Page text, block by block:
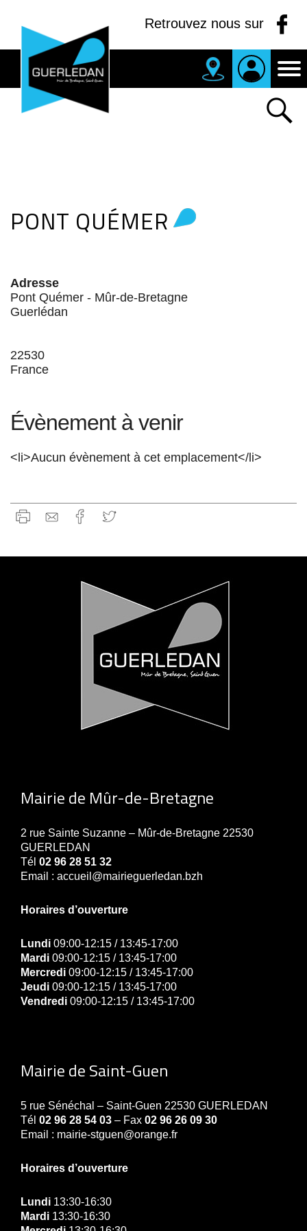
Retrouvez nous sur
PONT QUÉMER
Adresse
Pont Quémer - Mûr-de-Bretagne
Guerlédan
22530
France
Évènement à venir
<li>Aucun évènement à cet emplacement</li>
Mairie de Mûr-de-Bretagne
2 rue Sainte Suzanne – Mûr-de-Bretagne 22530
GUERLEDAN
Tél 02 96 28 51 32
Email : accueil@mairieguerledan.bzh
Horaires d’ouverture
Lundi 09:00-12:15 / 13:45-17:00
Mardi 09:00-12:15 / 13:45-17:00
Mercredi 09:00-12:15 / 13:45-17:00
Jeudi 09:00-12:15 / 13:45-17:00
Vendredi 09:00-12:15 / 13:45-17:00
Mairie de Saint-Guen
5 rue Sénéchal – Saint-Guen 22530 GUERLEDAN
Tél 02 96 28 54 03 – Fax 02 96 26 09 30
Email : mairie-stguen@orange.fr
Horaires d’ouverture
Lundi 13:30-16:30
Mardi 13:30-16:30